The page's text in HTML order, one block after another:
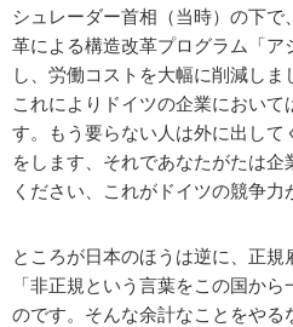
シュレーダー首相（当時）の下
革による構造改革プログラム「
し、労働コストを大幅に削減しま
これによりドイツの企業におい
す。もう要らない人は外に出し
をします、それであなたがたは
ください、これがドイツの競争力
ところが日本のほうは逆に、正
「非正規という言葉をこの国か
のです。そんな余計なことをやる